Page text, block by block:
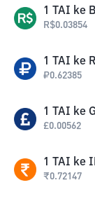
1 TAI ke
R$0.03854
1 TAI ke
₽0.62385
1 TAI ke
£0.00562
1 TAI ke
₹0.72147